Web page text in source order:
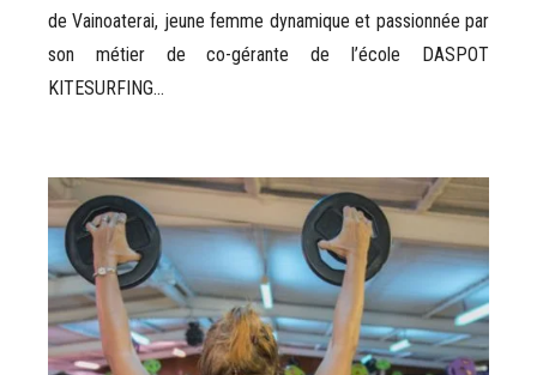
de Vainoaterai, jeune femme dynamique et passionnée par
son métier de co-gérante de l’école DASPOT
KITESURFING...